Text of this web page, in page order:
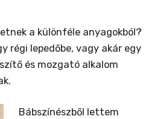
a különféle anyagokból?
régi lepedőbe, vagy akár egy
és mozgató alkalom
Bábszínészből lettem